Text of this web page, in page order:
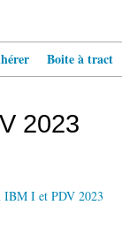
Boite à tract
2023